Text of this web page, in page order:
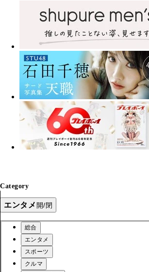
Category
エンタメ 開/閉
総合
エンタメ
スポーツ
クルマ